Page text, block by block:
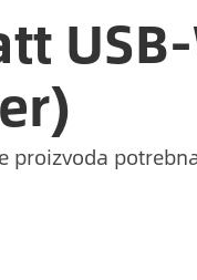
proizvoda